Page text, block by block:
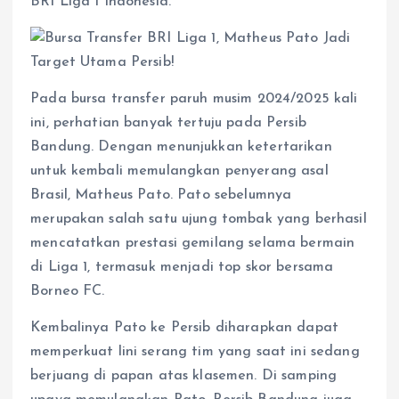
p
o
g
r
a
​Pada bursa transfer paruh musim 2024/2025 kali
ini, perhatian banyak tertuju pada Persib
Bandung. Dengan menunjukkan ketertarikan
untuk kembali memulangkan penyerang asal
Brasil, Matheus Pato.​ Pato sebelumnya
merupakan salah satu ujung tombak yang berhasil
mencatatkan prestasi gemilang selama bermain
di Liga 1, termasuk menjadi top skor bersama
Borneo FC.
Kembalinya Pato ke Persib diharapkan dapat
memperkuat lini serang tim yang saat ini sedang
berjuang di papan atas klasemen. Di samping